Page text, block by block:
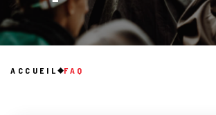
ACCUEIL FAQ